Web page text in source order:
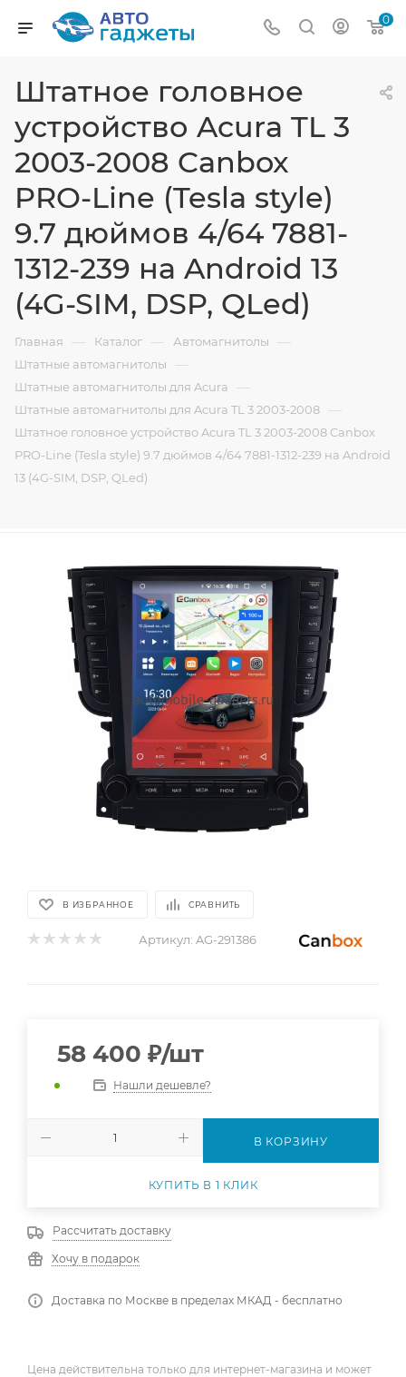
0
Штатное головное
устройство Acura TL 3
2003-2008 Canbox
PRO-Line (Tesla style)
9.7 дюймов 4/64 7881-
1312-239 на Android 13
(4G-SIM, DSP, QLed)
Главная — Каталог — Автомагнитолы —
Штатные автомагнитолы —
Штатные автомагнитолы для Acura —
Штатные автомагнитолы для Acura TL 3 2003-2008 —
Штатное головное устройство Acura TL 3 2003-2008 Canbox
PRO-Line (Tesla style) 9.7 дюймов 4/64 7881-1312-239 на Android
13 (4G-SIM, DSP, QLed)
В ИЗБРАННОЕ СРАВНИТЬ
Артикул: AG-291386
58 400 ₽/шт
Нашли дешевле?
В КОРЗИНУ
КУПИТЬ В 1 КЛИК
Рассчитать доставку
Хочу в подарок
Доставка по Москве в пределах МКАД - бесплатно
Цена действительна только для интернет-магазина и может